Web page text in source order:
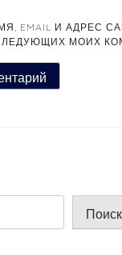
EMAIL И АДРЕС
МОИХ
Поиск